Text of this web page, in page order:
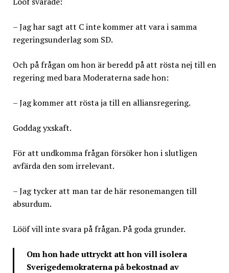
– Jag har sagt att C inte kommer att vara i samma
regeringsunderlag som SD.
Och på frågan om hon är beredd på att rösta nej till en
regering med bara Moderaterna sade hon:
– Jag kommer att rösta ja till en alliansregering.
Goddag yxskaft.
För att undkomma frågan försöker hon i slutligen
avfärda den som irrelevant.
– Jag tycker att man tar de här resonemangen till
absurdum.
Lööf vill inte svara på frågan. På goda grunder.
Om hon hade uttryckt att hon vill isolera
Sverigedemokraterna på bekostnad av